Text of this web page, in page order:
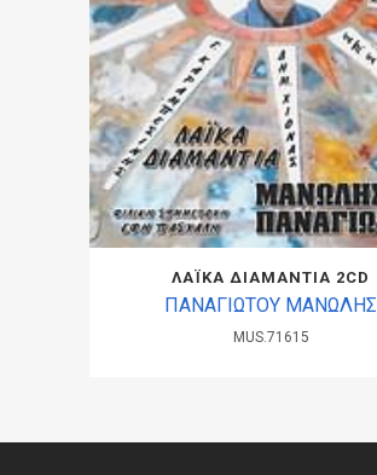
ΛΑΪΚΑ ΔΙΑΜΑΝΤΙΑ 2CD
ΠΑΝΑΓΙΩΤΟΥ ΜΑΝΩΛΗΣ
MUS.71615